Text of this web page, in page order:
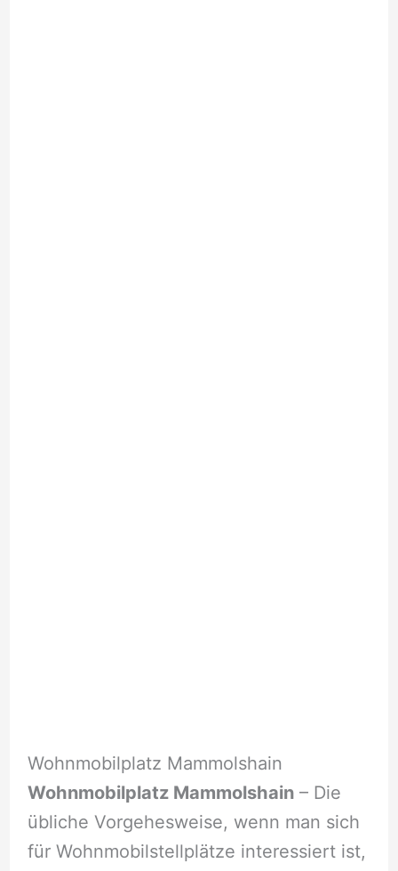
Wohnmobilplatz Mammolshain
Wohnmobilplatz Mammolshain– Die
übliche Vorgehesweise, wenn man sich
für Wohnmobilstellplätze interessiert ist,